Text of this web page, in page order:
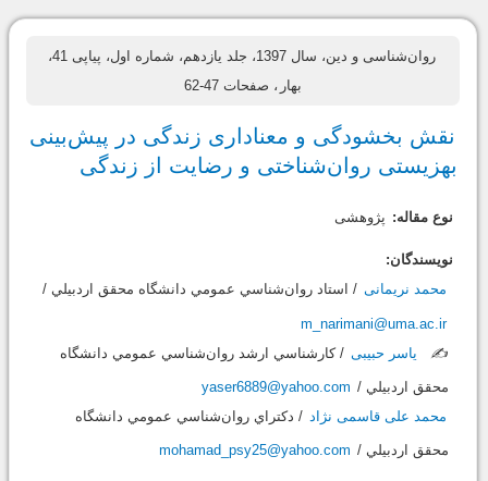
روان‌شناسی و دین، سال 1397، جلد یازدهم، شماره اول، پیاپی 41،
بهار ، صفحات 47-62
نقش بخشودگی و معناداری زندگی در پیش‌بینی
بهزیستی روان‌شناختی و رضایت از زندگی
نوع مقاله: پژوهشی
نویسندگان:
محمد نریمانی / استاد روان‌شناسي عمومي دانشگاه محقق اردبيلي /
m_narimani@uma.ac.ir
✍️
یاسر حبیبی / کارشناسي ارشد روان‌شناسي عمومي دانشگاه
محقق اردبيلي / yaser6889@yahoo.com
محمد علی قاسمی نژاد / دکتراي روان‌شناسي عمومي دانشگاه
محقق اردبيلي / mohamad_psy25@yahoo.com